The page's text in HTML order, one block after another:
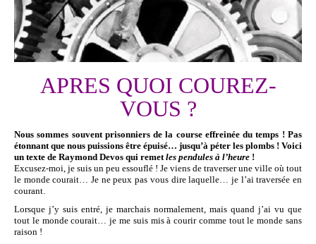
APRES QUOI COUREZ-
VOUS ?
Nous sommes souvent prisonniers de la course effreinée du temps ! Pas
étonnant que nous puissions être épuisé… jusqu’à péter les plombs ! Voici
un texte de Raymond Devos qui remetles pendules à l’heure !
Excusez-moi, je suis un peu essouflé ! Je viens de traverser une ville où tout
le monde courait… Je ne peux pas vous dire laquelle… je l’ai traversée en
courant.
Lorsque j’y suis entré, je marchais normalement, mais quand j’ai vu que
tout le monde courait… je me suis mis à courir comme tout le monde sans
raison !